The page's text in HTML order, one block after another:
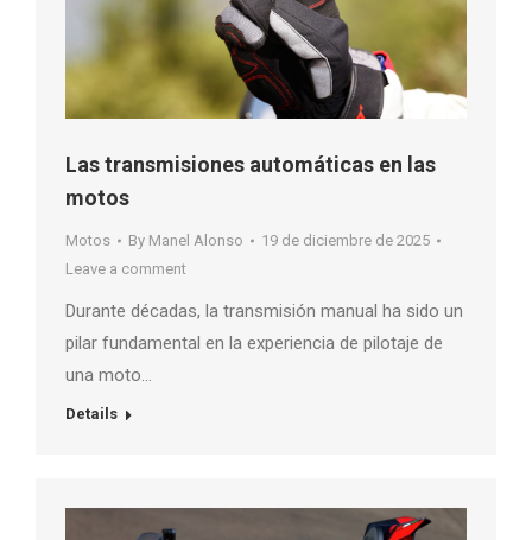
Las transmisiones automáticas en las
motos
Motos By Manel Alonso
19 de diciembre de 2025
Leave a comment
Durante décadas, la transmisión manual ha sido un
pilar fundamental en la experiencia de pilotaje de
una moto…
Details